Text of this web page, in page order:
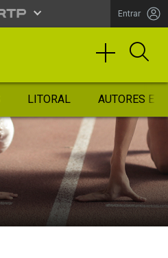
Entrar
LITORAL AUTORES